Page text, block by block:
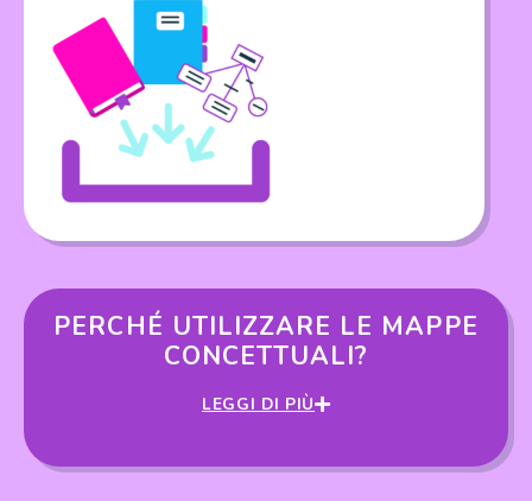
PERCHÉ UTILIZZARE LE MAPPE
CONCETTUALI?
LEGGI DI PIÙ